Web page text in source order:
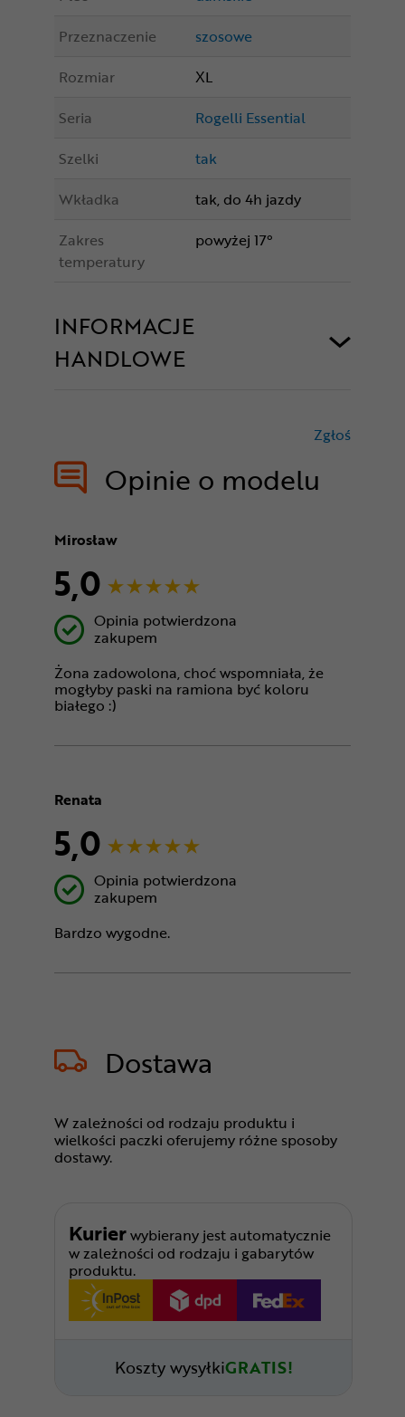
Przeznaczenie
szosowe
Rozmiar
XL
Seria
Rogelli Essential
Szelki
tak
Wkładka
tak, do 4h jazdy
Zakres
temperatury
powyżej 17°
INFORMACJE
HANDLOWE
Opinie o modelu
Zgłoś
Mirosław
5,0
Opinia potwierdzona
zakupem
Żona zadowolona, choć wspomniała, że
mogłyby paski na ramiona być koloru
białego :)
Renata
5,0
Opinia potwierdzona
zakupem
Bardzo wygodne.
Dostawa
W zależności od rodzaju produktu i
wielkości paczki oferujemy różne sposoby
dostawy.
Kurierwybierany jest automatycznie
w zależności od rodzaju i gabarytów
produktu.
Koszty wysyłkiGRATIS!